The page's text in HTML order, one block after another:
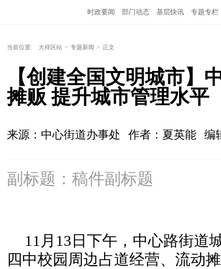
时政要闻 部门动态 基层快讯 专题专栏
当前位置: 大祥区站 > 专题新闻 > 正文
【创建全国文明城市】
摊贩 提升城市管理水平
来源：中心街道办事处 作者：夏英能 编
副标题：稿件副标题
11月13日下午，中心路街道
四中校园周边占道经营、流动